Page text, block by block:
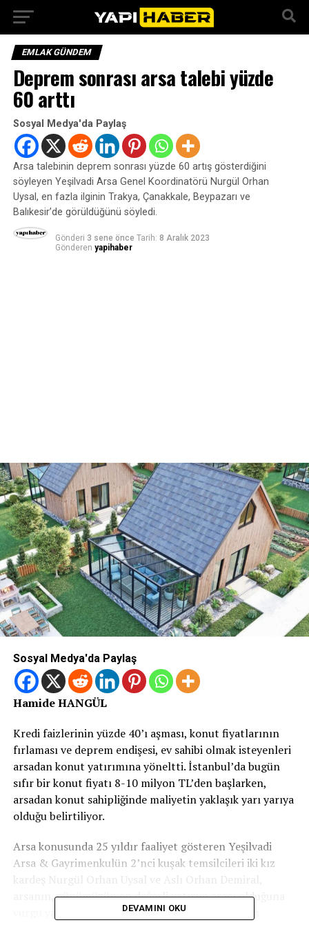
EMLAK GÜNDEM
Deprem sonrası arsa talebi yüzde
60 arttı
Sosyal Medya'da Paylaş
Arsa talebinin deprem sonrası yüzde 60 artış gösterdiğini
söyleyen Yeşilvadi Arsa Genel Koordinatörü Nurgül Orhan
Uysal, en fazla ilginin Trakya, Çanakkale, Beypazarı ve
Balıkesir’de görüldüğünü söyledi.
Gönderi 3 sene önce Tarih: 8 Aralık 2023
Gönderen yapihaber
Sosyal Medya'da Paylaş
Hamide HANGÜL
Kredi faizlerinin yüzde 40’ı aşması, konut fiyatlarının
fırlaması ve deprem endişesi, ev sahibi olmak isteyenleri
arsadan konut yatırımına yöneltti. İstanbul’da bugün
sıfır bir konut fiyatı 8-10 milyon TL’den başlarken,
arsadan konut sahipliğinde maliyetin yaklaşık yarı yarıya
olduğu belirtiliyor.
Arsa konusunda 25 yıldır faaliyet gösteren Yeşilvadi
Arsa & Gayrimenkulün 2’nci kuşak temsilcileri iki kız
kardeş Nurgül Orhan Uysal ve Aslı Orhan Demiral,
arsanın, günümüzün en değerli yatırım aracı olduğuna
vurgu yaptı. Gayrimenkulde yatırımcının yeniden
DEVAMINI OKU